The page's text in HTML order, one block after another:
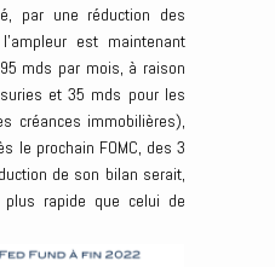
par une réduction des
est maintenant
mds par mois, à raison
et 35 mds pour les
créances immobilières),
le prochain FOMC, des 3
de son bilan serait,
rapide que celui de